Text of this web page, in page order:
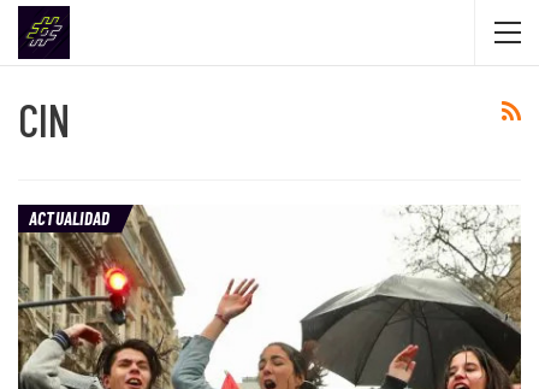
CIN
ACTUALIDAD